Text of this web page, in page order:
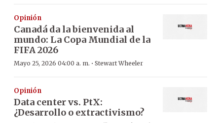
Opinión
Canadá da la bienvenida al
mundo: La Copa Mundial de la
FIFA 2026
Mayo 25, 2026 04:00 a. m. · Stewart Wheeler
Opinión
Data center vs. PtX:
¿Desarrollo o extractivismo?